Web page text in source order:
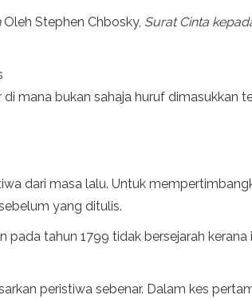
Oleh Stephen Chbosky, Surat Cinta
mana bukan sahaja huruf dimasukkan
dari masa lalu. Untuk
yang ditulis.
tahun 1799 tidak bersejarah
peristiwa sebenar. Dalam kes